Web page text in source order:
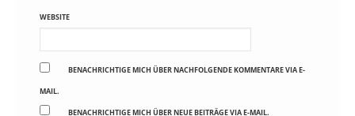
WEBSITE
BENACHRICHTIGE MICH ÜBER NACHFOLGENDE KOMMENTARE VIA E-
MAIL.
BENACHRICHTIGE MICH ÜBER NEUE BEITRÄGE VIA E-MAIL.